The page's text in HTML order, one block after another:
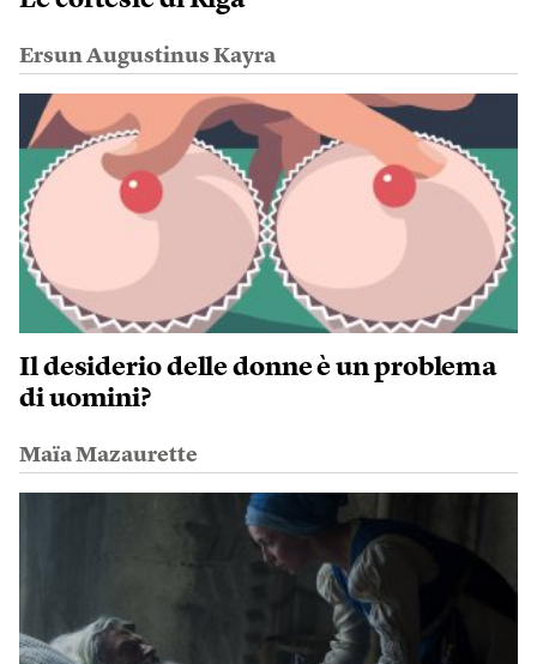
Ersun Augustinus Kayra
Il desiderio delle donne è un problema
di uomini?
Maïa Mazaurette